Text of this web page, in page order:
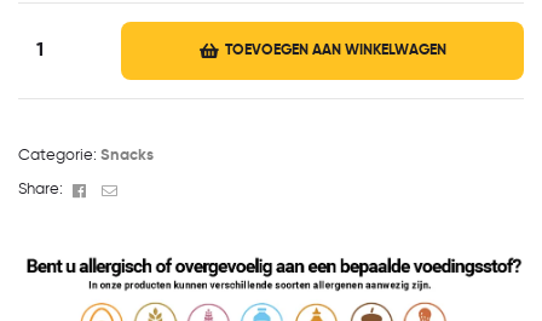
TOEVOEGEN AAN WINKELWAGEN
Categorie: Snacks
Share: Facebook
Email